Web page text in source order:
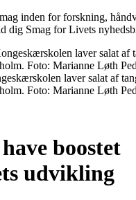
inden for forskning,
dig Smag for Livets
laver salat af
Foto: Marianne Løth
boostet
udvikling